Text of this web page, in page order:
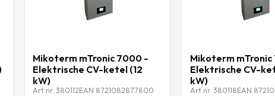
Mikoterm mTronic 7000 -
Elektrische CV-ketel (12
kW)
Art.nr. 380112EAN 8721082877800
Mikoterm
Elektrische CV-
kW)
Art.nr. 380118EAN